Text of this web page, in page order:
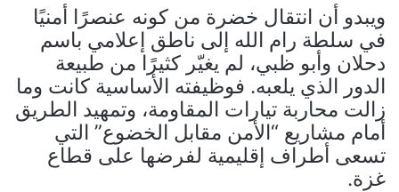
ويبدو أن انتقال خضرة من كونه عنصرًا أمنيًا
في سلطة رام الله إلى ناطق إعلامي باسم
دحلان وأبو ظبي، لم يغيّر كثيرًا من طبيعة
الدور الذي يلعبه. فوظيفته الأساسية كانت وما
زالت محاربة تيارات المقاومة، وتمهيد الطريق
أمام مشاريع “الأمن مقابل الخضوع” التي
تسعى أطراف إقليمية لفرضها على قطاع
غزة.